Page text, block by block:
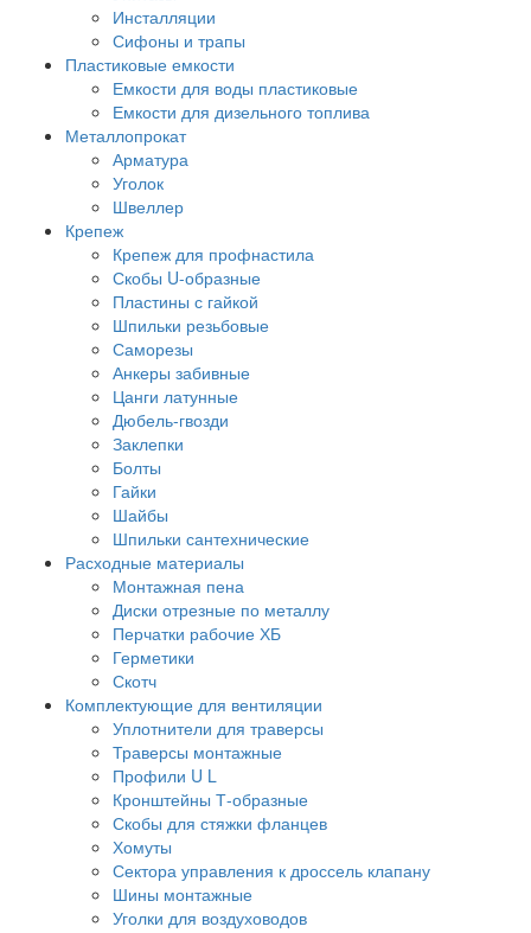
Инсталляции
Сифоны и трапы
Пластиковые емкости
Емкости для воды пластиковые
Емкости для дизельного топлива
Металлопрокат
Арматура
Уголок
Швеллер
Крепеж
Крепеж для профнастила
Скобы U-образные
Пластины с гайкой
Шпильки резьбовые
Саморезы
Анкеры забивные
Цанги латунные
Дюбель-гвозди
Заклепки
Болты
Гайки
Шайбы
Шпильки сантехнические
Расходные материалы
Монтажная пена
Диски отрезные по металлу
Перчатки рабочие ХБ
Герметики
Скотч
Комплектующие для вентиляции
Уплотнители для траверсы
Траверсы монтажные
Профили U L
Кронштейны Т-образные
Скобы для стяжки фланцев
Хомуты
Сектора управления к дроссель клапану
Шины монтажные
Уголки для воздуховодов